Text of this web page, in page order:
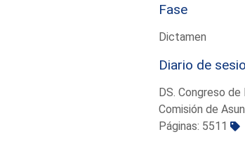
Fase
Dictamen
Diario de
DS. Congreso
Comisión de
Páginas: 5511